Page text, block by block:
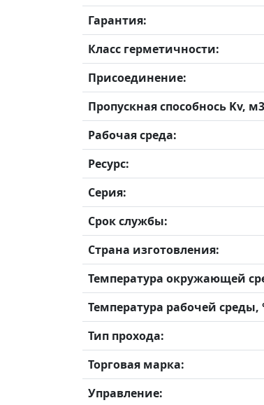
Гарантия:
Класс герметичности:
Присоединение:
Пропускная способнось Kv,
Рабочая среда:
Ресурс:
Серия:
Срок службы:
Страна изготовления:
Температура окружающей
Температура рабочей среды,
Тип прохода:
Торговая марка:
Управление: